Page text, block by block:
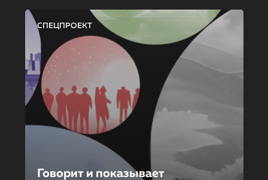
СПЕЦПРОЕКТ
Говорит и показывает